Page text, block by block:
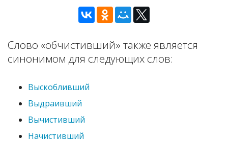
Слово «обчистивший» также является
синонимом для следующих слов:
Выскобливший
Выдраивший
Вычистивший
Начистивший